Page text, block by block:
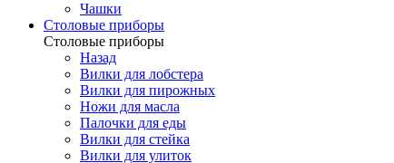
Чашки
Cтоловые приборы
Cтоловые приборы
Назад
Вилки для лобстера
Вилки для пирожных
Ножи для масла
Палочки для еды
Вилки для стейка
Вилки для улиток